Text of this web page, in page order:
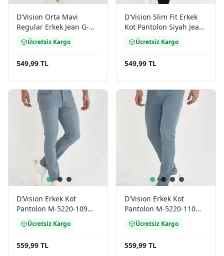
D'Vision Orta Mavi
Regular Erkek Jean G-
5129
Ücretsiz Kargo
549,99 TL
D'Vision Slim Fit Erkek
Kot Pantolon Siyah Jean
G5220274
Ücretsiz Kargo
549,99 TL
D'Vision Erkek Kot
Pantolon M-5220-109
Slim Fit
Ücretsiz Kargo
559,99 TL
D'Vision Erkek Kot
Pantolon M-5220-110
Slim Fit
Ücretsiz Kargo
559,99 TL